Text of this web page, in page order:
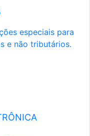
especiais para
e não tributários.